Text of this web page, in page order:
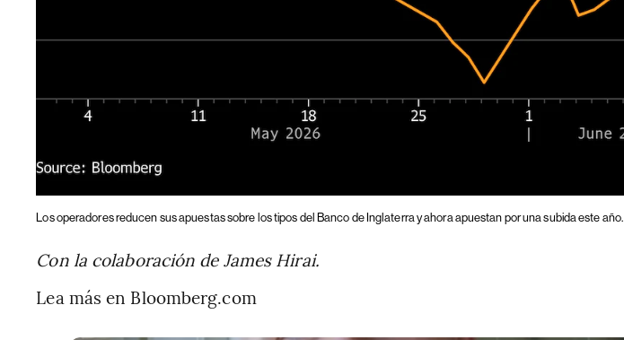
Los operadores reducen sus apuestas sobre los tipos del Banco de Inglaterra y ahora apuestan por una subida este año.
Con la colaboración de James Hirai.
Lea más en Bloomberg.com